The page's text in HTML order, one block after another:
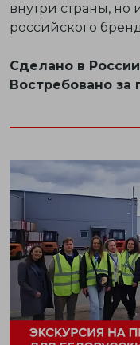
внутри страны, но
российского
Сделано в
Востребовано за